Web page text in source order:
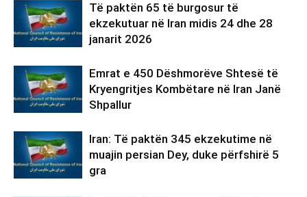
Të paktën 65 të burgosur të
ekzekutuar në Iran midis 24 dhe 28
janarit 2026
Emrat e 450 Dëshmorëve Shtesë të
Kryengritjes Kombëtare në Iran Janë
Shpallur
Iran: Të paktën 345 ekzekutime në
muajin persian Dey, duke përfshirë 5
gra